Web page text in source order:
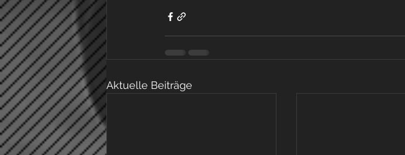
Aktuelle Beiträge